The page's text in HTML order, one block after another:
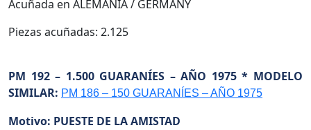
Acuñada en ALEMANIA / GERMANY
Piezas acuñadas: 2.125
PM 192 – 1.500 GUARANÍES – AÑO 1975 * MODELO
SIMILAR: PM 186 – 150 GUARANÍES – AÑO 1975
Motivo: PUESTE DE LA AMISTAD